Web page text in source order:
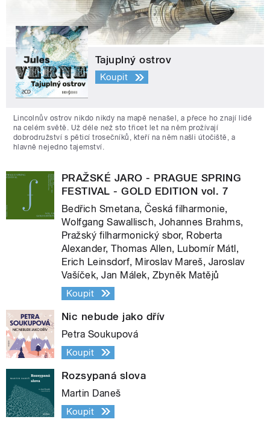
Tajuplný ostrov
Koupit
Lincolnův ostrov nikdo nikdy na mapě nenašel, a přece ho znají lidé
na celém světě. Už déle než sto třicet let na něm prožívají
dobrodružství s pěticí trosečníků, kteří na něm našli útočiště, a
hlavně nejedno tajemství.
PRAŽSKÉ JARO - PRAGUE SPRING
FESTIVAL - GOLD EDITION vol. 7
Bedřich Smetana, Česká filharmonie,
Wolfgang Sawallisch, Johannes Brahms,
Pražský filharmonický sbor, Roberta
Alexander, Thomas Allen, Lubomír Mátl,
Erich Leinsdorf, Miroslav Mareš, Jaroslav
Vašíček, Jan Málek, Zbyněk Matějů
Koupit
Nic nebude jako dřív
Petra Soukupová
Koupit
Rozsypaná slova
Martin Daneš
Koupit